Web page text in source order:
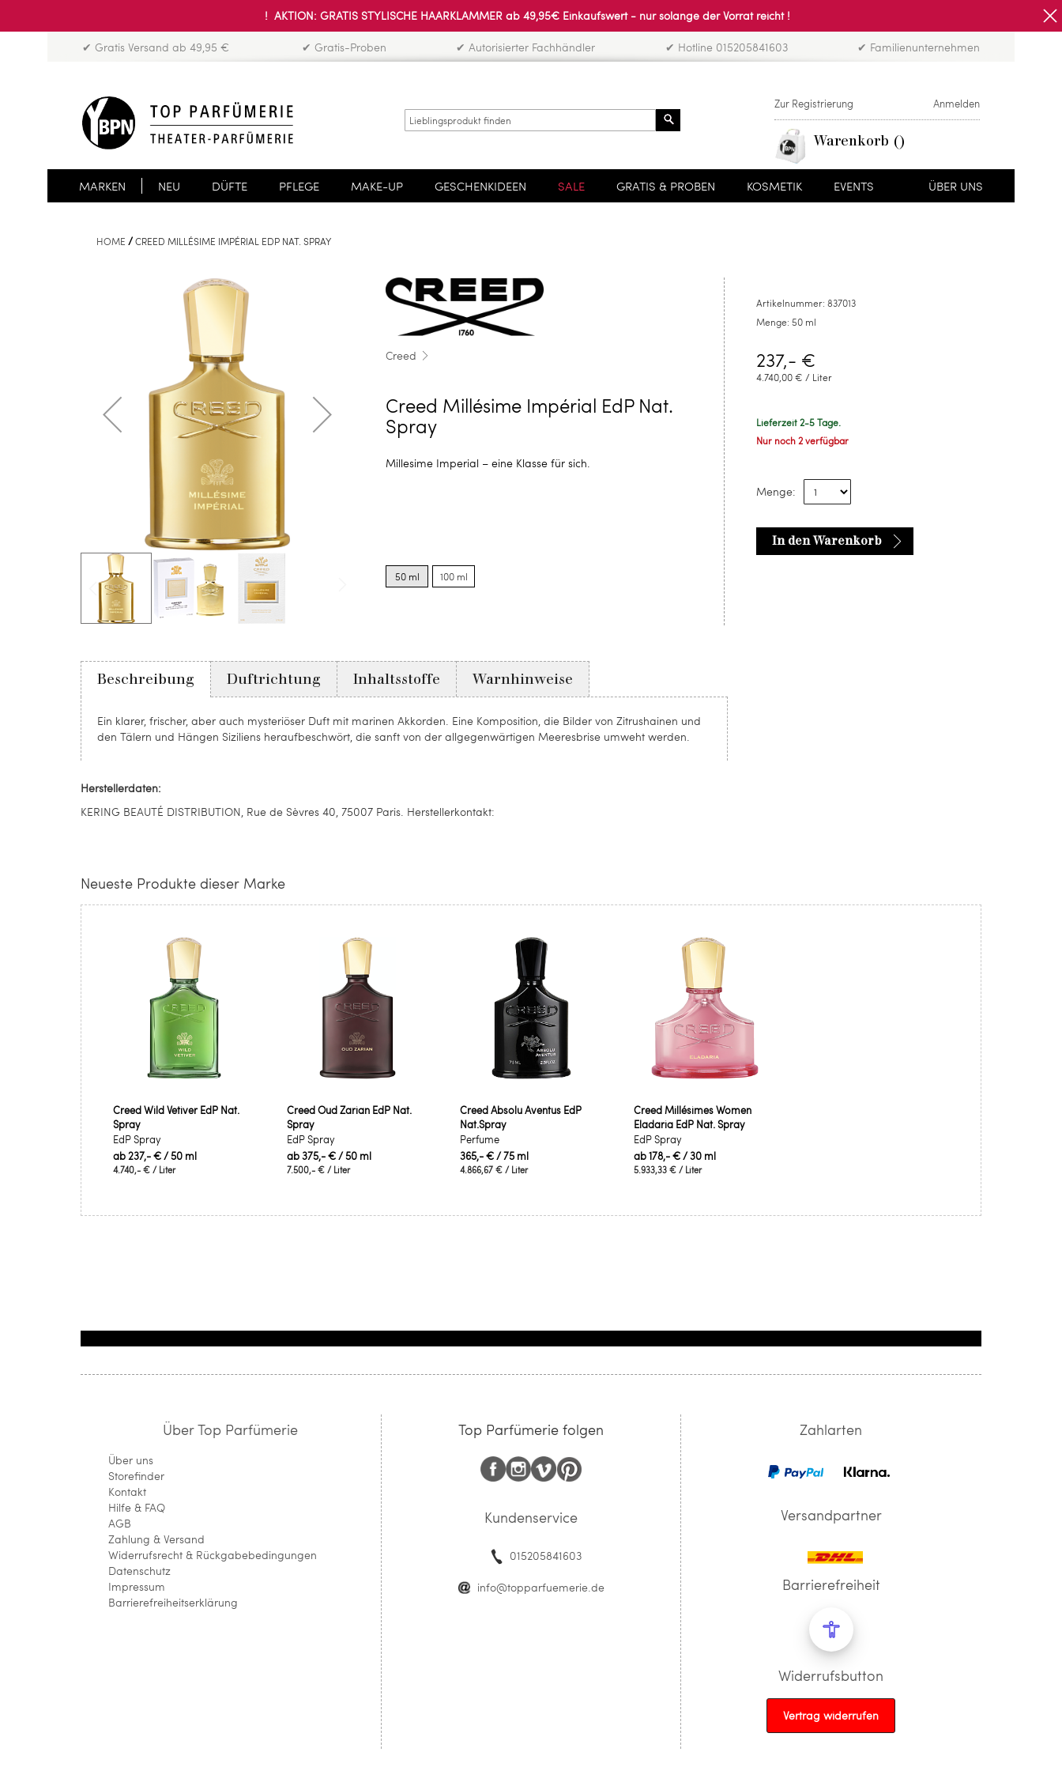
! AKTION: GRATIS STYLISCHE HAARKLAMMER ab 49,95€ Einkaufswert - nur solange der Vorrat reicht !
✔ Gratis Versand ab 49,95 € ✔ Gratis-Proben ✔ Autorisierter Fachhändler ✔ Hotline 015205841603 ✔ Familienunternehmen
Zur Registrierung Anmelden
Warenkorb
MARKEN NEU DÜFTE PFLEGE MAKE-UP GESCHENKIDEEN SALE GRATIS & PROBEN KOSMETIK EVENTS ÜBER UNS
HOME CREED MILLÉSIME IMPÉRIAL EDP NAT. SPRAY
Creed
Creed Millésime Impérial EdP Nat.
Spray
Millesime Imperial – eine Klasse für sich.
options
for50 ml
options
for
100 ml
Artikelnummer: 837013
Menge: 50 ml
237,- €
4.740,00 € / Liter
Lieferzeit 2-5 Tage.
Nur noch 2 verfügbar
Menge:
In den Warenkorb
Beschreibung
Ein klarer, frischer, aber auch mysteriöser Duft mit marinen Akkorden. Eine Komposition, die Bilder von Zitrushainen und
den Tälern und Hängen Siziliens heraufbeschwört, die sanft von der allgegenwärtigen Meeresbrise umweht werden.
Duftrichtung Inhaltsstoffe Warnhinweise
Herstellerdaten:
KERING BEAUTÉ DISTRIBUTION, Rue de Sèvres 40, 75007 Paris. Herstellerkontakt:
Neueste Produkte dieser Marke
Creed Wild Vetiver EdP Nat.
Spray
EdP Spray
ab237,- €/ 50 ml
4.740,- € / Liter
Creed Oud Zarian EdP Nat.
Spray
EdP Spray
ab375,- €/ 50 ml
7.500,- €/ Liter
Creed Absolu Aventus EdP
Nat.Spray
Perfume
365,- €/ 75 ml
4.866,67 € / Liter
Creed Millésimes Women
Eladaria EdP Nat. Spray
EdP Spray
ab178,- €/ 30 ml
5.933,33 €/ Liter
Über Top Parfümerie
Über uns
Storefinder
Kontakt
Hilfe & FAQ
AGB
Zahlung & Versand
Widerrufsrecht & Rückgabebedingungen
Datenschutz
Impressum
Barrierefreiheitserklärung
Top Parfümerie folgen
Kundenservice
015205841603
info@topparfuemerie.de
Zahlarten
Versandpartner
Barrierefreiheit
Widerrufsbutton
Vertrag widerrufen